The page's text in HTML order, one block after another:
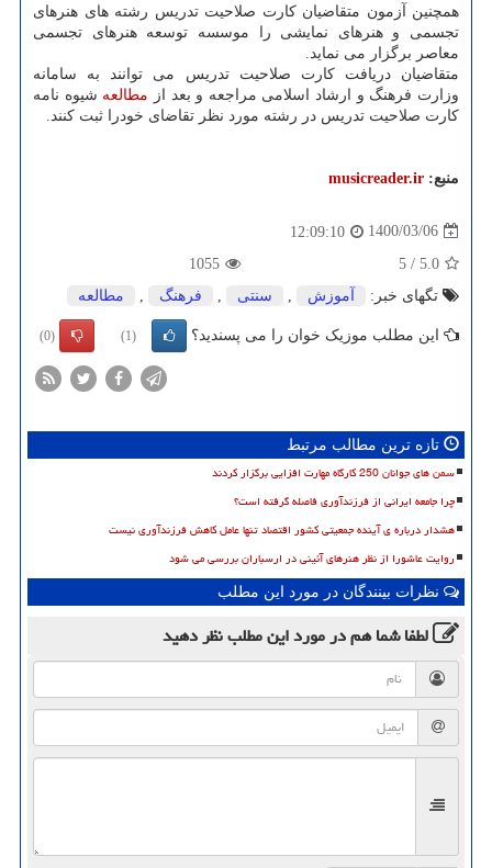
همچنین آزمون متقاضیان کارت صلاحیت تدریس رشته های هنرهای
تجسمی و هنرهای نمایشی را موسسه توسعه هنرهای تجسمی
معاصر برگزار می نماید.
متقاضیان دریافت کارت صلاحیت تدریس می توانند به سامانه
وزارت فرهنگ و ارشاد اسلامی مراجعه و بعد از مطالعه شیوه نامه
کارت صلاحیت تدریس در رشته مورد نظر تقاضای خودرا ثبت کنند.
منبع: musicreader.ir
1400/03/06
12:09:10
5.0
/
5
1055
تگهای خبر:
آموزش سنتی فرهنگ مطالعه
این مطلب موزیک خوان را می پسندید؟ (1)
(0)
تازه ترین مطالب مرتبط
سمن های جوانان 250 کارگاه مهارت افزایی برگزار کردند
چرا جامعه ایرانی از فرزندآوری فاصله گرفته است؟
هشدار درباره ی آینده جمعیتی کشور اقتصاد تنها عامل کاهش فرزندآوری نیست
روایت عاشورا از نظر هنرهای آئینی در ارسباران بررسی می شود
نظرات بینندگان در مورد این مطلب
لطفا شما همدر مورد این مطلبنظر دهید